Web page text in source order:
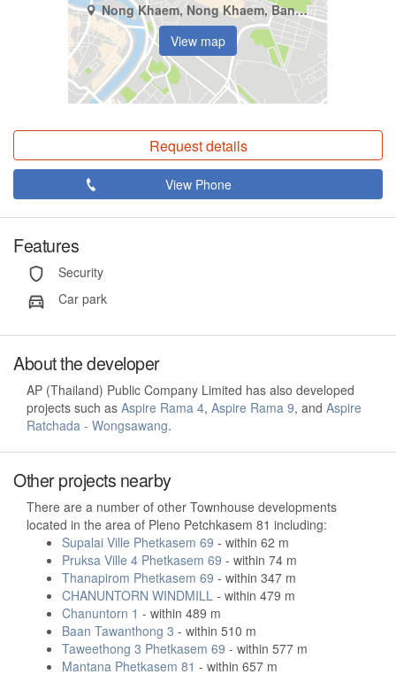
Nong Khaem, Nong Khaem, Bangkok
View map
Request details
View Phone
Features
Security
Car park
About the developer
AP (Thailand) Public Company Limited has also developed
projects such as Aspire Rama 4, Aspire Rama 9, and Aspire
Ratchada - Wongsawang.
Other projects nearby
There are a number of other Townhouse developments
located in the area of Pleno Petchkasem 81 including:
Supalai Ville Phetkasem 69 - within 62 m
Pruksa Ville 4 Phetkasem 69 - within 74 m
Thanapirom Phetkasem 69 - within 347 m
CHANUNTORN WINDMILL - within 479 m
Chanuntorn 1 - within 489 m
Baan Tawanthong 3 - within 510 m
Taweethong 3 Phetkasem 69 - within 577 m
Mantana Phetkasem 81 - within 657 m